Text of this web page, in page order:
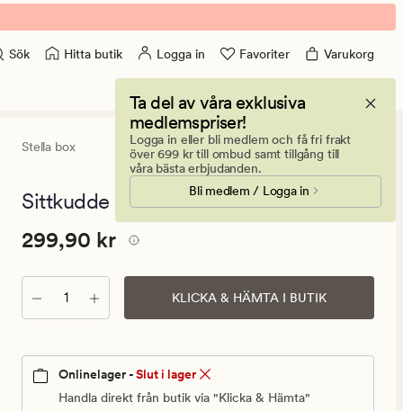
Sök Hitta butik Logga in Favoriter Varukorg
Ta del av våra exklusiva
medlemspriser!
Logga in eller bli medlem och få fri frakt
över 699 kr till ombud samt tillgång till
våra bästa erbjudanden.
Bli medlem / Logga in
Stella box
17
omdömen
med
betyg
4.5
Sittkudde himmelsblå - 48x48x5 cm
Pris
299,90
kr.
Ordinarie
pris
kr
Pris 299,90 kr
299,90 kr
Antal KLICKA & HÄMTA I BUTIK
Onlinelager -Slut i lager
Handla direkt från butik via "Klicka & Hämta"